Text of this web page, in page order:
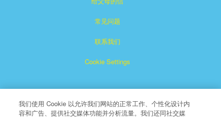
常见问题
联系我们
Cookie Settings
我们使用 Cookie 以允许我们网站的正常工作、个性化设计内
容和广告、提供社交媒体功能并分析流量。我们还同社交媒